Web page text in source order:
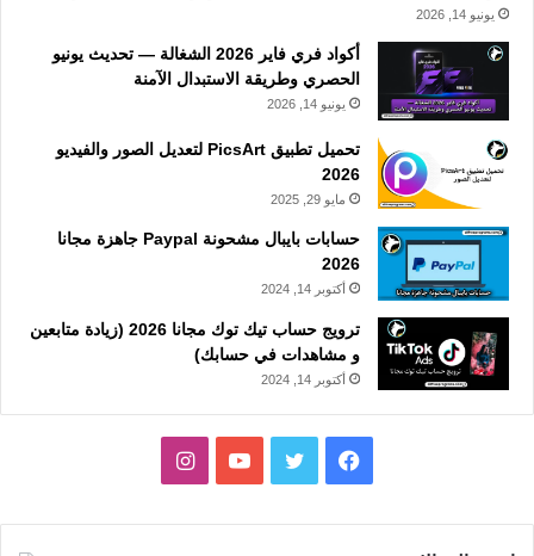
يونيو 14, 2026
أكواد فري فاير 2026 الشغالة — تحديث يونيو
الحصري وطريقة الاستبدال الآمنة
يونيو 14, 2026
تحميل تطبيق PicsArt لتعديل الصور والفيديو
2026
مايو 29, 2025
حسابات بايبال مشحونة Paypal جاهزة مجانا
2026
أكتوبر 14, 2024
ترويج حساب تيك توك مجانا 2026 (زيادة متابعين
و مشاهدات في حسابك)
أكتوبر 14, 2024
فيسبوك تويتر يوتيوبانستقرام